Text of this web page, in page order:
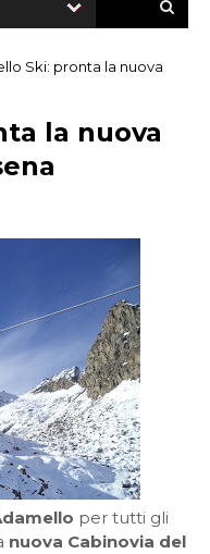
Ski: pronta la nuova
la nuova
per tutti gli
nuova Cabinovia del